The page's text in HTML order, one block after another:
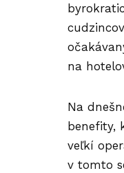
na
Na
benefity,
veľkí
v tomto